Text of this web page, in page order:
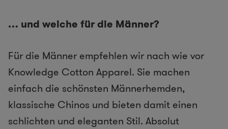
… und welche für die Männer?
Für die Männer empfehlen wir nach wie vor ​
Knowledge Cotton Apparel.​ Sie machen
einfach die schönsten Männerhemden,
klassische Chinos und bieten damit einen
schlichten und eleganten Stil. Absolut